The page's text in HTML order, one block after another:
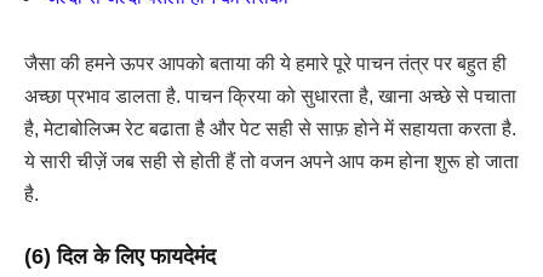
जैसा की हमने ऊपर आपको बताया की ये हमारे पूरे पाचन तंत्र पर बहुत ही
अच्छा प्रभाव डालता है. पाचन क्रिया को सुधारता है, खाना अच्छे से पचाता
है, मेटाबोलिज्म रेट बढाता है और पेट सही से साफ़ होने में सहायता करता है.
ये सारी चीज़ें जब सही से होती हैं तो वजन अपने आप कम होना शुरू हो जाता
है.
(6) दिल के लिए फायदेमंद